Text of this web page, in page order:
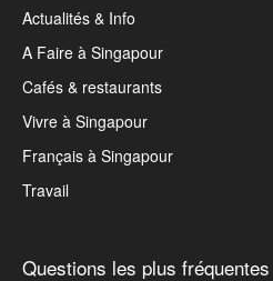
Actualités & Info
A Faire à Singapour
Cafés & restaurants
Vivre à Singapour
Français à Singapour
Travail
Questions les plus fréquentes